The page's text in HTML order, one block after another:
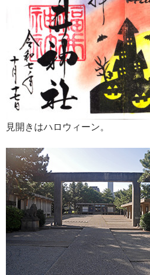
見開きはハロウィーン。